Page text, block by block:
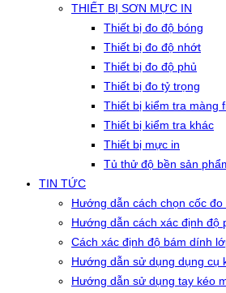
THIẾT BỊ SƠN MỰC IN
Thiết bị đo độ bóng
Thiết bị đo độ nhớt
Thiết bị đo độ phủ
Thiết bị đo tỷ trọng
Thiết bị kiểm tra màng
Thiết bị kiểm tra khác
Thiết bị mực in
Tủ thử độ bền sản
TIN TỨC
Hướng dẫn cách chọn cốc
Hướng dẫn cách xác định độ
Cách xác định độ bám dính
Hướng dẫn sử dụng dụng cụ
Hướng dẫn sử dụng tay kéo